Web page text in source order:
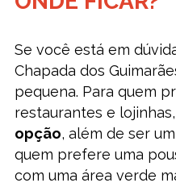
Se você está em
Chapada dos
pequena. Para quem
restaurantes e
opção, além de ser
quem prefere uma
com uma área verde